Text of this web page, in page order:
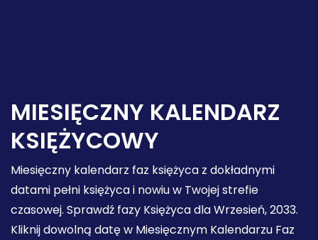
MIESIĘCZNY KALENDARZ
KSIĘŻYCOWY
Miesięczny kalendarz faz księżyca z dokładnymi
datami pełni księżyca i nowiu w Twojej strefie
czasowej. Sprawdź fazy Księżyca dla Wrzesień, 2033.
Kliknij dowolną datę w Miesięcznym Kalendarzu Faz